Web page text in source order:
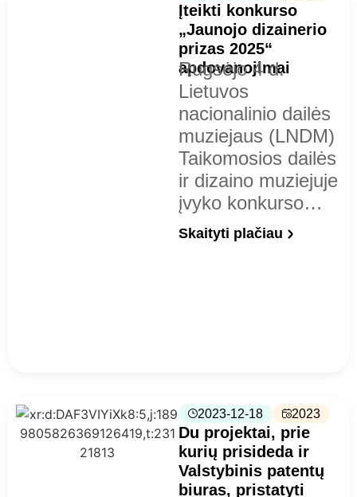
Įteikti konkurso
„Jaunojo dizainerio
prizas 2025“
apdovanojimai
Rugsėjo 4 d.
Lietuvos
nacionalinio dailės
muziejaus (LNDM)
Taikomosios dailės
ir dizaino muziejuje
įvyko konkurso…
Skaityti plačiau
2023-12-18 2023
Du projektai, prie
kurių prisideda ir
Valstybinis patentų
biuras, pristatyti